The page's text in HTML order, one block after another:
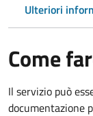
Ulteriori
Come
Il servizio può
documentazione